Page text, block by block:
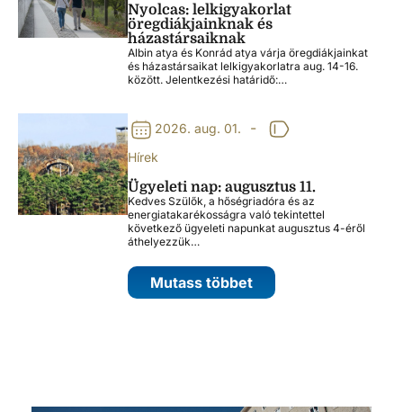
Nyolcas: lelkigyakorlat
öregdiákjainknak és
házastársaiknak
Albin atya és Konrád atya várja öregdiákjainkat
és házastársaikat lelkigyakorlatra aug. 14-16.
között. Jelentkezési határidő:…
2026. aug. 01. -
Hírek
Ügyeleti nap: augusztus 11.
Kedves Szülők, a hőségriadóra és az
energiatakarékosságra való tekintettel
következő ügyeleti napunkat augusztus 4-éről
áthelyezzük…
Mutass többet